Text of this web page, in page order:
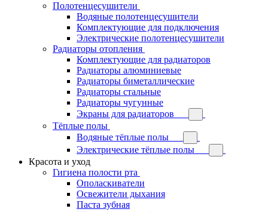
Полотенцесушители
Водяные полотенцесушители
Комплектующие для подключения
Электрические полотенцесушители
Радиаторы отопления
Комплектующие для радиаторов
Радиаторы алюминиевые
Радиаторы биметаллические
Радиаторы стальные
Радиаторы чугунные
Экраны для радиаторов
Тёплые полы
Водяные тёплые полы
Электрические тёплые полы
Красота и уход
Гигиена полости рта
Ополаскиватели
Освежители дыхания
Паста зубная